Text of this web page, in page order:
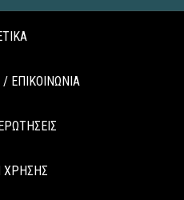
ΕΠΙΚΟΙΝΩΝΙΑ
ΧΡΗΣΗΣ